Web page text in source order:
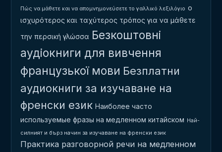
Πώς να μάθετε και να απομνημονεύσετε το γαλλικό λεξιλόγιο ο
ισχυρότερος και ταχύτερος τρόπος για να μάθετε
την περσική γλώσσα Безкоштовні
аудіокниги для вивчення
французької мови Безплатни
аудиокниги за изучаване на
френски език Наиболее часто
используемые фразы на медленном китайском Най-
силният и бърз начин за изучаване на френски език
Практика разговорной речи на медленном